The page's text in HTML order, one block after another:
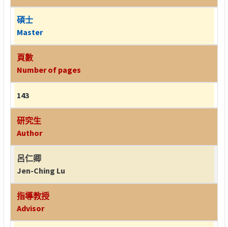
碩士
Master
頁數
Number of pages
143
研究生
Author
呂仁卿
Jen-Ching Lu
指導教授
Advisor